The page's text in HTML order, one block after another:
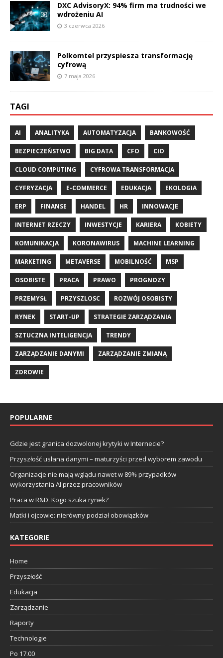
DXC AdvisoryX: 94% firm ma trudności we
wdrożeniu AI
3 czerwca 2026
Polkomtel przyspiesza transformację
cyfrową
7 maja 2026
TAGI
AI ANALITYKA AUTOMATYZACJA BANKOWOŚĆ
BEZPIECZEŃSTWO BIG DATA CFO CIO
CLOUD COMPUTING CYFROWA TRANSFORMACJA
CYFRYZACJA E-COMMERCE EDUKACJA EKOLOGIA
ERP FINANSE HANDEL HR INNOWACJE
INTERNET RZECZY INWESTYCJE KARIERA KOBIETY
KOMUNIKACJA KORONAWIRUS MACHINE LEARNING
MARKETING METAVERSE MOBILNOŚĆ MSP
OSOBISTE PRACA PRAWO PROGNOZY
PRZEMYSŁ PRZYSZLOSC ROZWÓJ OSOBISTY
RYNEK START-UP STRATEGIE ZARZĄDZANIA
SZTUCZNA INTELIGENCJA TRENDY
ZARZĄDZANIE DANYMI ZARZĄDZANIE ZMIANĄ
ZDROWIE
POPULARNE
Gdzie jest granica dozwolonej krytyki w Internecie?
Przyszłość usłana danymi – maturzyści przed wyborem zawodu
Organizacje nie mają wglądu nawet w 89% przypadków
wykorzystania AI przez pracowników
Praca w R&D. Kogo szuka rynek?
Matki i ojcowie: nierówny podział obowiązków
KATEGORIE
Home
Przyszłość
Edukacja
Zarządzanie
Raporty
Technologie
Po 17.00